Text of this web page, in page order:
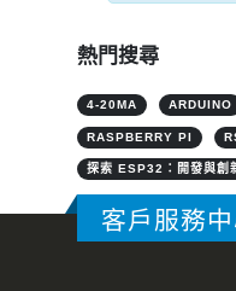
熱門搜尋
4-20MA ARDUINO
RASPBERRY PI
探索 ESP32：開發與創
客戶服務